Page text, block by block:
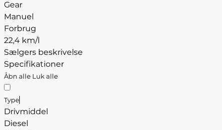
Gear
Manuel
Forbrug
22,4 km/l
Sælgers beskrivelse
Specifikationer
Åbn alle Luk alle
Type
Drivmiddel
Diesel